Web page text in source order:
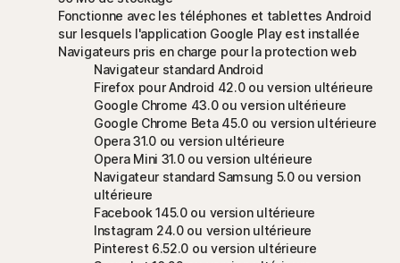
Fonctionne avec les téléphones et tablettes Android
sur lesquels l'application Google Play est installée
Navigateurs pris en charge pour la protection web
Navigateur standard Android
Firefox pour Android 42.0 ou version ultérieure
Google Chrome 43.0 ou version ultérieure
Google Chrome Beta 45.0 ou version ultérieure
Opera 31.0 ou version ultérieure
Opera Mini 31.0 ou version ultérieure
Navigateur standard Samsung 5.0 ou version
ultérieure
Facebook 145.0 ou version ultérieure
Instagram 24.0 ou version ultérieure
Pinterest 6.52.0 ou version ultérieure